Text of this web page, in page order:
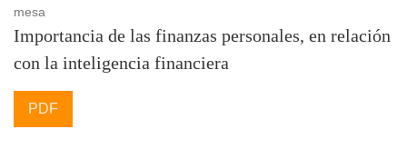
mesa
Importancia de las finanzas personales, en relación
con la inteligencia financiera
PDF